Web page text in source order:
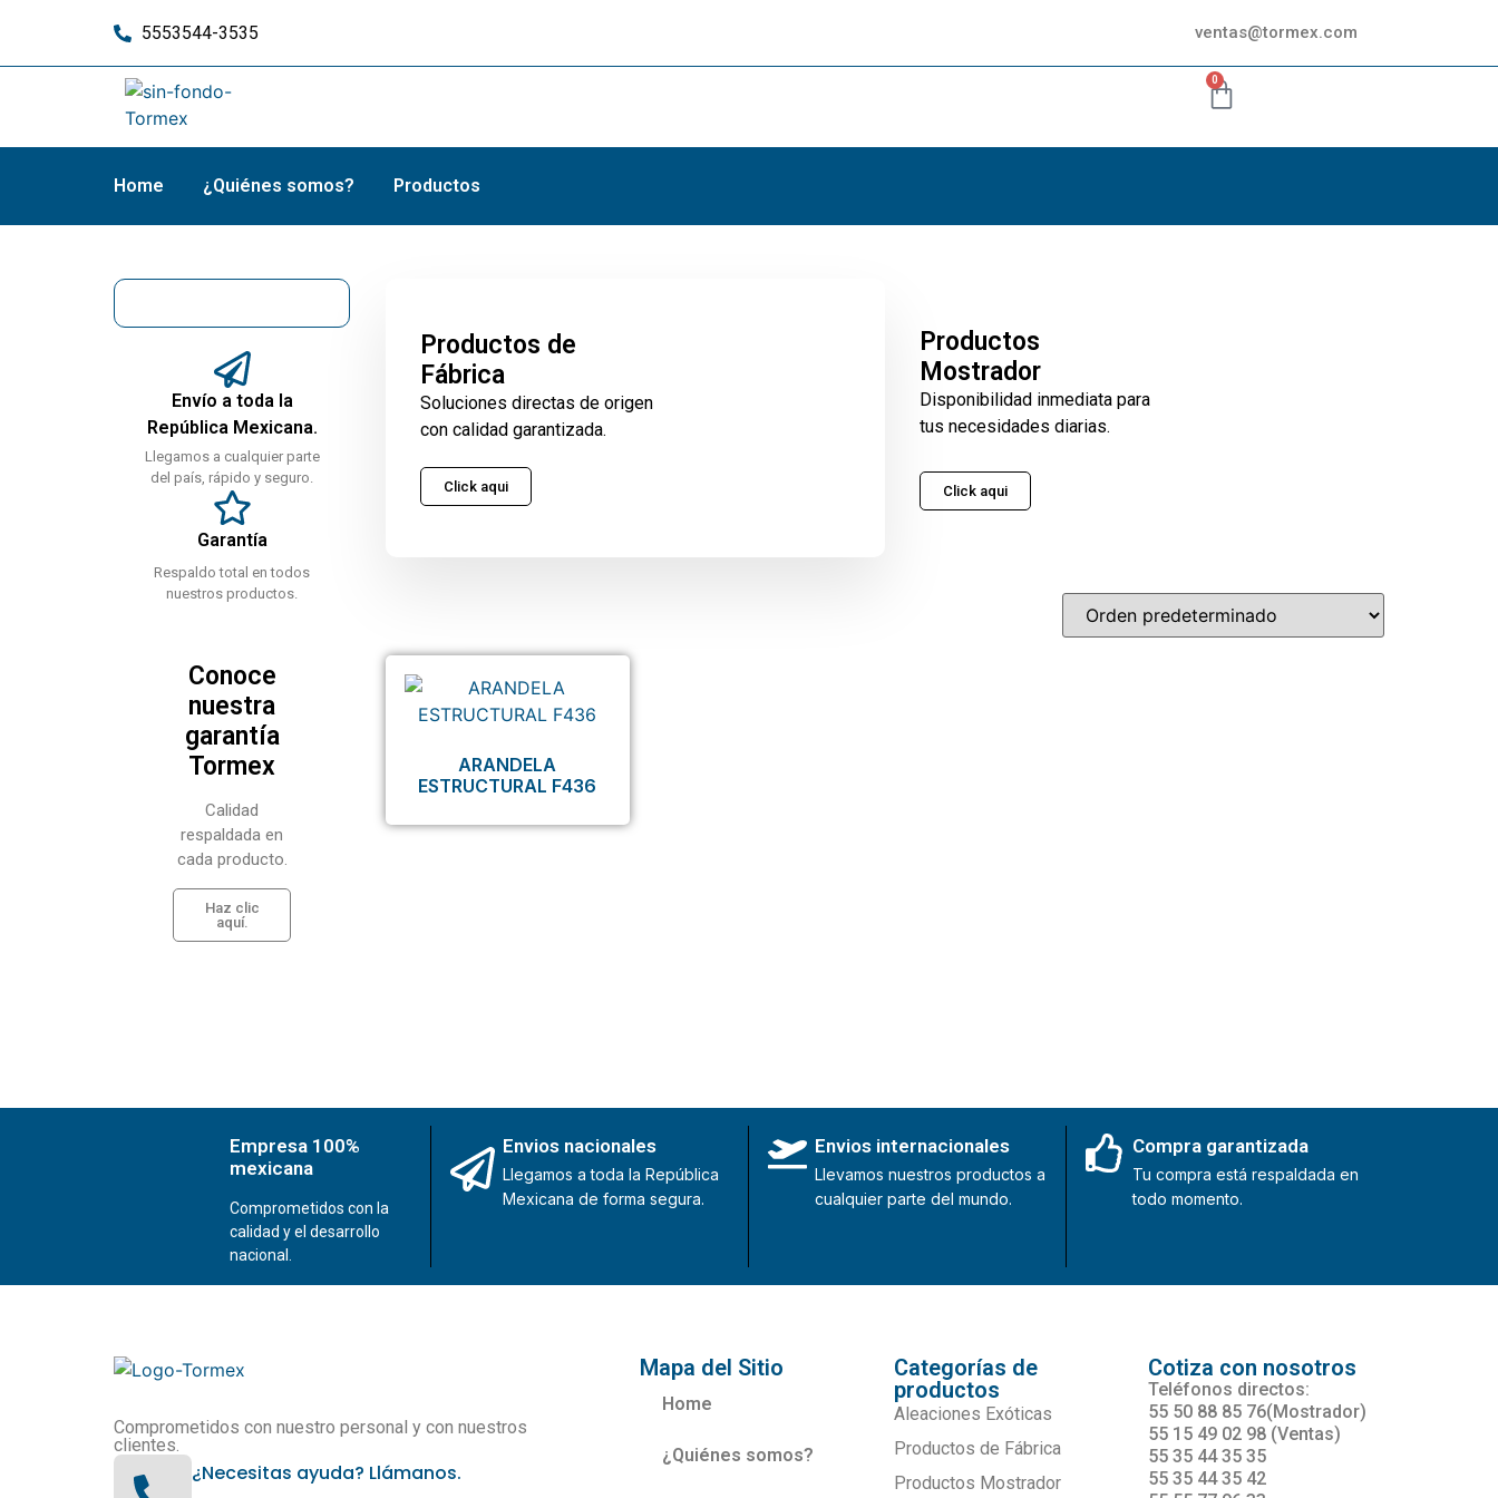
5553544-3535 ventas@tormex.com
0
Home ¿Quiénes somos? Productos
Envío a toda la
República Mexicana.
Llegamos a cualquier parte
del país, rápido y seguro.
Garantía
Respaldo total en todos
nuestros productos.
Conoce
nuestra
garantía
Tormex
Calidad
respaldada en
cada producto.
Haz clic
aquí.
Productos de
Fábrica
Soluciones directas de origen
con calidad garantizada.
Click aqui
Productos
Mostrador
Disponibilidad inmediata para
tus necesidades diarias.
Click aqui
ARANDELA
ESTRUCTURAL F436
Empresa 100%
mexicana
Comprometidos con la
calidad y el desarrollo
nacional.
Envios nacionales
Llegamos a toda la República
Mexicana de forma segura.
Envios internacionales
Llevamos nuestros productos a
cualquier parte del mundo.
Compra garantizada
Tu compra está respaldada en
todo momento.
Comprometidos con nuestro personal y con nuestros
clientes.
¿Necesitas ayuda? Llámanos.
Mapa del Sitio
Home
¿Quiénes somos?
Categorías de
productos
Aleaciones Exóticas
Productos de Fábrica
Productos Mostrador
Cotiza con nosotros
Teléfonos directos:
55 50 88 85 76(Mostrador)
55 15 49 02 98 (Ventas)
55 35 44 35 35
55 35 44 35 42